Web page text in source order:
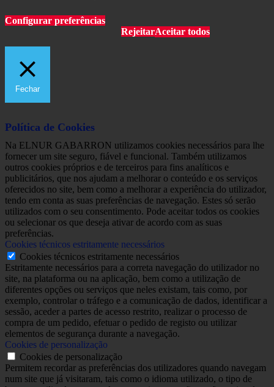
Configurar preferências
RejeitarAceitar todos
Fechar
Política de Cookies
Na ELNUR GABARRON utilizamos cookies necessários para lhe
fornecer um site seguro, fiável e funcional. Também utilizamos
outros cookies próprios e de terceiros para fins analíticos e
publicitários, que nos ajudam a melhorar o conteúdo e os serviços
oferecidos no site, bem como a melhorar a experiência do utilizador,
tendo em conta as suas preferências de navegação. Estes só serão
utilizados com o seu consentimento. Pode aceitar todos os cookies
ou selecionar os que deseja ativar de acordo com as suas
preferências.
Cookies técnicos estritamente necessários
Cookies técnicos estritamente necessários
Estritamente necessários para a correta navegação do utilizador no
site, na plataforma ou na aplicação, bem como a utilização de
diferentes opções ou serviços que neles existam, tais como, por
exemplo, controlar o tráfego e a comunicação de dados, identificar a
sessão, aceder a partes de acesso restrito, realizar o processo de
compra de um pedido, efetuar o pedido de registo ou utilizar
elementos de segurança durante a navegação.
Cookies de personalização
Cookies de personalização
Permitem recordar as preferências dos utilizadores quando navegam
num site que já visitaram, tais como o idioma utilizado, o tipo de